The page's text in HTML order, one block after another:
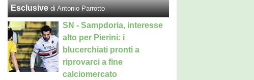
Esclusive di Antonio Parrotto
SN - Sampdoria, interesse
alto per Pierini: i
blucerchiati pronti a
riprovarci a fine
calciomercato